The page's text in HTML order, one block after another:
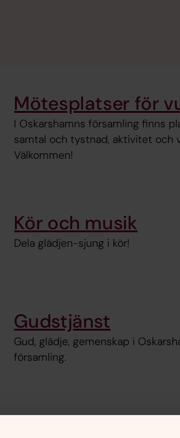
Mötesplatser för
I Oskarshamns församling finns
samtal och tystnad, aktivitet och
Välkommen!
Kör och musik
Dela glädjen-sjung i kör!
Gudstjänst
Gud, glädje, gemenskap i
församling.